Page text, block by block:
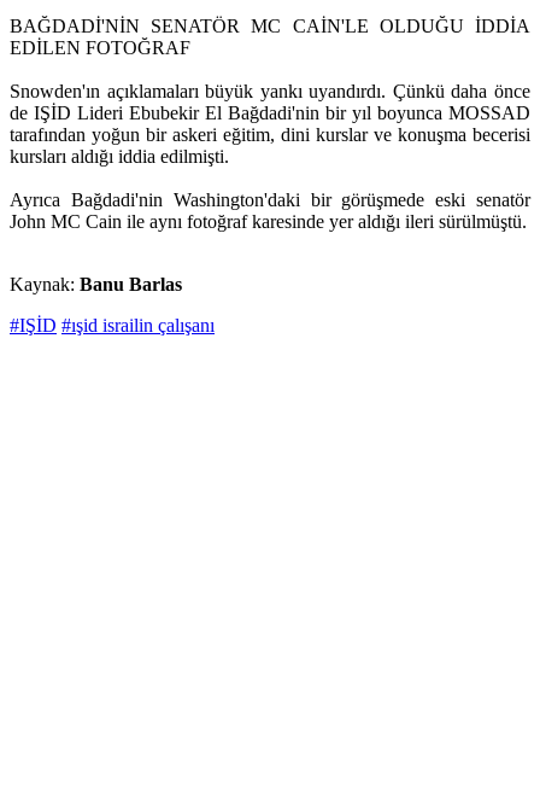
BAĞDADİ'NİN SENATÖR MC CAİN'LE OLDUĞU İDDİA
EDİLEN FOTOĞRAF
Snowden'ın açıklamaları büyük yankı uyandırdı. Çünkü daha önce
de IŞİD Lideri Ebubekir El Bağdadi'nin bir yıl boyunca MOSSAD
tarafından yoğun bir askeri eğitim, dini kurslar ve konuşma becerisi
kursları aldığı iddia edilmişti.
Ayrıca Bağdadi'nin Washington'daki bir görüşmede eski senatör
John MC Cain ile aynı fotoğraf karesinde yer aldığı ileri sürülmüştü.
Kaynak: Banu Barlas
#IŞİD #ışid israilin çalışanı